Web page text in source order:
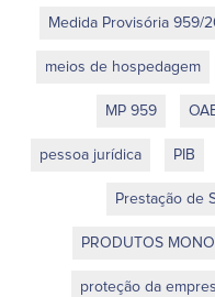
Medida Provisória 959/
meios de hospedagem
MP 959
pessoa jurídica PIB
Prestação de
PRODUTOS
proteção da